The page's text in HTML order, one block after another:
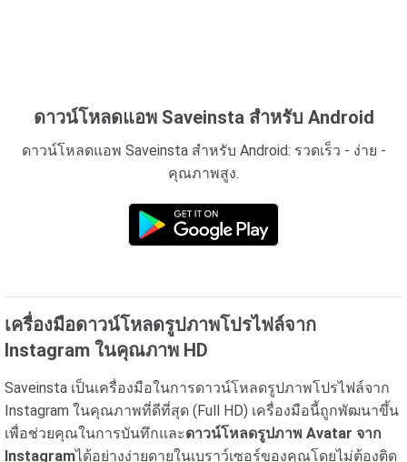
ดาวน์โหลดแอพ Saveinsta สำหรับ Android
ดาวน์โหลดแอพ Saveinsta สำหรับ Android: รวดเร็ว - ง่าย -
คุณภาพสูง.
เครื่องมือดาวน์โหลดรูปภาพโปรไฟล์จาก
Instagram ในคุณภาพ HD
Saveinsta เป็นเครื่องมือในการดาวน์โหลดรูปภาพโปรไฟล์จาก
Instagram ในคุณภาพที่ดีที่สุด (Full HD) เครื่องมือนี้ถูกพัฒนาขึ้น
เพื่อช่วยคุณในการบันทึกและดาวน์โหลดรูปภาพ Avatar จาก
Instagramได้อย่างง่ายดายในเบราว์เซอร์ของคุณโดยไม่ต้องติด